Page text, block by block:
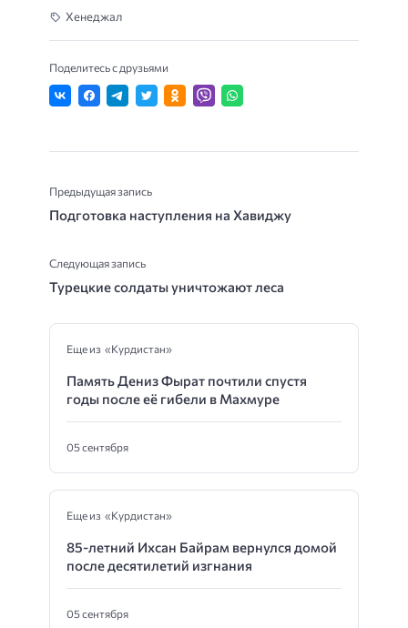
Хенеджал
Поделитесь с друзьями
Предыдущая запись
Подготовка наступления на Хавиджу
Следующая запись
Турецкие солдаты уничтожают леса
Еще из «Курдистан»
Память Дениз Фырат почтили спустя
годы после её гибели в Махмуре
05 сентября
Еще из «Курдистан»
85-летний Ихсан Байрам вернулся домой
после десятилетий изгнания
05 сентября